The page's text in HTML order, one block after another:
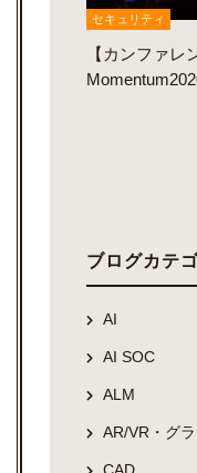
セキュリティ
【カンファレ
ブログカテ
AI
AI SOC
ALM
AR/VR・グ
CAD